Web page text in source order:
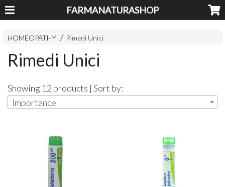
FARMANATURASHOP
HOMEOPATHY Rimedi Unici
Rimedi Unici
Showing 12 products | Sort by:
Importance